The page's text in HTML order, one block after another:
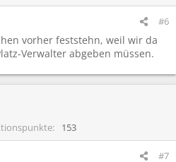
#6
vorher feststehn, weil wir da
Verwalter abgeben müssen.
153
#7